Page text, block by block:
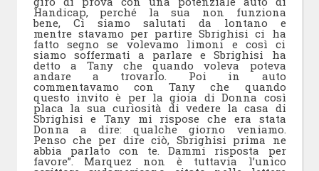
Handicap, perché la sua non funziona
bene, Ci siamo salutati da lontano e
mentre stavamo per partire Sbrighisi ci ha
fatto segno se volevamo limoni e così ci
siamo soffermati a parlare e Sbrighisi ha
detto a Tany che quando voleva poteva
andare a trovarlo. Poi in auto
commentavamo con Tany che quando
questo invito è per la gioia di Donna così
placa la sua curiosità di vedere la casa di
Sbrighisi e Tany mi rispose che era stata
Donna a dire: qualche giorno veniamo.
Penso che per dire ciò, Sbrighisi prima ne
abbia parlato con te. Dammi risposta per
favore”. Marquez non è tuttavia l’unico